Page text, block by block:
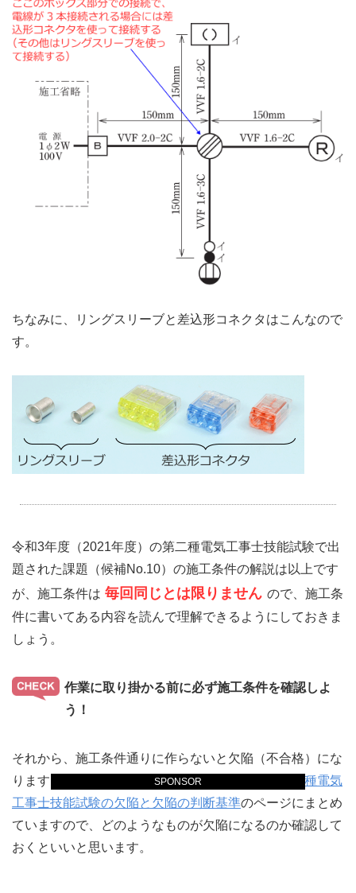
ちなみに、リングスリーブと差込形コネクタはこんなので
す。
令和3年度（2021年度）の第二種電気工事士技能試験で出
題された課題（候補No.10）の施工条件の解説は以上です
が、施工条件は 毎回同じとは限りません ので、施工条
件に書いてある内容を読んで理解できるようにしておきま
しょう。
作業に取り掛かる前に必ず施工条件を確認しよ
う！
それから、施工条件通りに作らないと欠陥（不合格）にな
ります。技能試験の欠陥については、こちらの
第二種電気
工事士技能試験の欠陥と欠陥の判断基準のページにまとめ
ていますので、どのようなものが欠陥になるのか確認して
おくといいと思います。
SPONSOR